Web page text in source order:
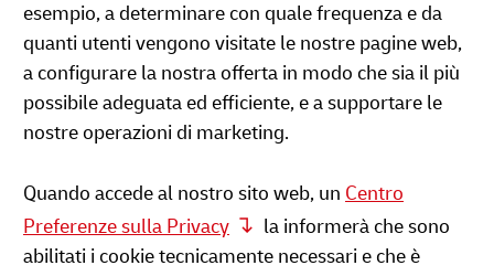
esempio, a determinare con quale frequenza e da
quanti utenti vengono visitate le nostre pagine web,
a configurare la nostra offerta in modo che sia il più
possibile adeguata ed efficiente, e a supportare le
nostre operazioni di marketing.
Quando accede al nostro sito web, un Centro
Preferenze sulla Privacy
la informerà che sono
abilitati i cookie tecnicamente necessari e che è